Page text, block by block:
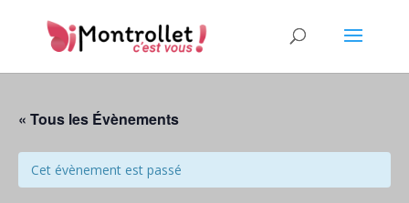
« Tous les Évènements
Cet évènement est passé